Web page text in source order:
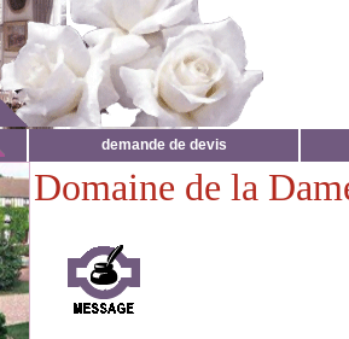
demande de devis
Domaine de la